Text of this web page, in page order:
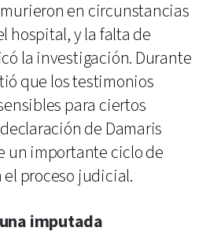
en circunstancias
hospital, y la falta de
la investigación. Durante
que los testimonios
para ciertos
de Damaris
un importante ciclo de
proceso judicial.
imputada